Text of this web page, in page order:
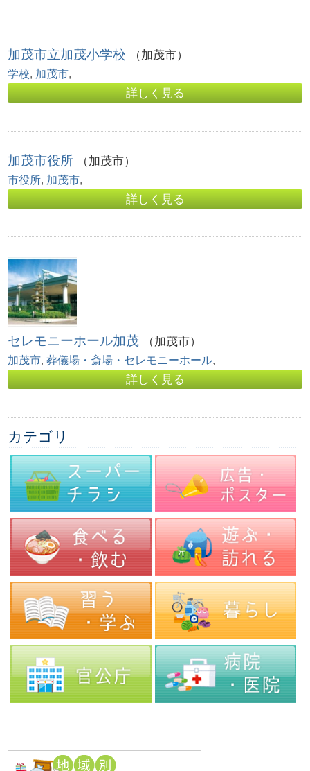
加茂市立加茂小学校 （加茂市）
学校, 加茂市,
詳しく見る
加茂市役所 （加茂市）
市役所, 加茂市,
詳しく見る
セレモニーホール加茂 （加茂市）
加茂市,葬儀場・斎場・セレモニーホール,
詳しく見る
カテゴリ